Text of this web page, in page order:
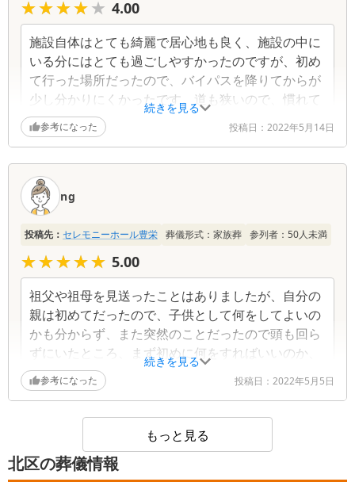
続きを見る
★★★★★
★★★★★ 4.00
施設自体はとても綺麗で居心地も良く、施設の中に
いる分にはとても過ごしやすかったのですが、初め
て行った場所だったので、バイパスを降りてからが
少し分かりにくかったです。道も狭いので、慣れて
ないと怖い道でした。また冬だったので、川沿いで
寒かったです。
参考になった 投稿日： 2022年5月14日
続きを見る
ng
投稿先： セレモニーホール豊栄 葬儀形式： 家族葬 参列者： 50人未満
★★★★★
★★★★★ 5.00
祖父や祖母を見送ったことはありましたが、自分の
親は初めてだったので、子供として何をしてよいの
かも分からず、また突然のことだったので頭も回ら
ずにいたところ、まず初めに何をすればいいのか、
誰に連絡するとか、お寺様に払う金額までどうすれ
ばいいのか親身になって相談にのってくれ、アドバ
参考になった 投稿日： 2022年5月5日
もっと見る
北区の葬儀情報